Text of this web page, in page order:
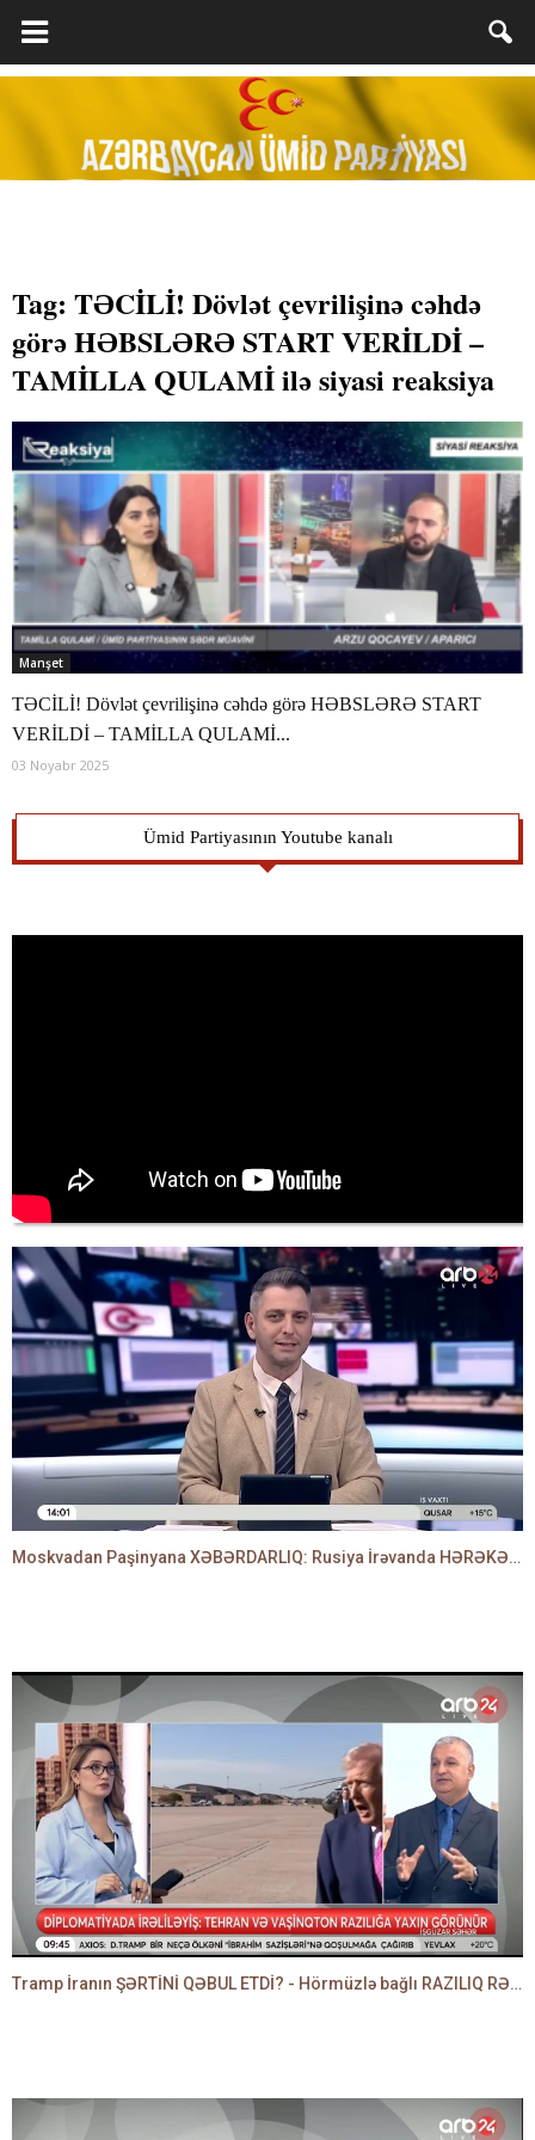
Tag: TƏCİLİ! Dövlət çevrilişinə cəhdə
görə HƏBSLƏRƏ START VERİLDİ –
TAMİLLA QULAMİ ilə siyasi reaksiya
Manşet
TƏCİLİ! Dövlət çevrilişinə cəhdə görə HƏBSLƏRƏ START
VERİLDİ – TAMİLLA QULAMİ...
03 Noyabr 2025
Ümid Partiyasının Youtube kanalı
Moskvadan Paşinyana XƏBƏRDARLIQ: Rusiya İrəvanda HƏRƏKƏTƏ KEÇDİ - TAMİLLA QULAMİ danışır
Tramp İranın ŞƏRTİNİ QƏBUL ETDİ? - Hörmüzlə bağlı RAZILIQ RƏSMƏN AÇIQLANIR -BAKİR HƏDƏNBƏYLİ danışır